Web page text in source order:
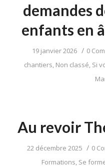
demandes
enfants en
19 janvier 2026 / 0
chantiers Non classé Si
Au revoir
22 décembre 2025 / 0
Formations Se